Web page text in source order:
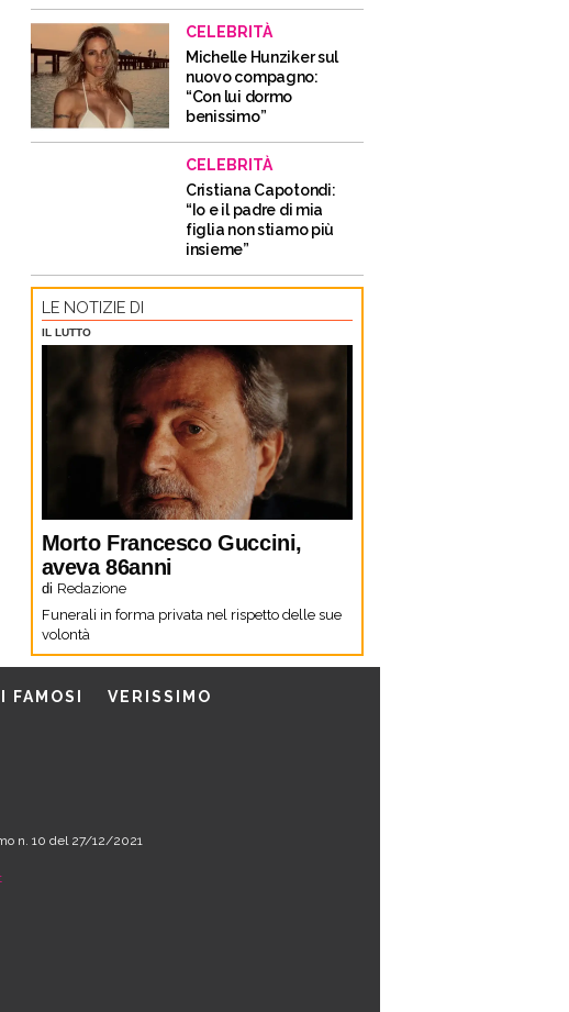
CELEBRITÀ
Michelle Hunziker sul
nuovo compagno:
“Con lui dormo
benissimo”
CELEBRITÀ
Cristiana Capotondi:
“Io e il padre di mia
figlia non stiamo più
insieme”
LE NOTIZIE DI
IL LUTTO
Morto Francesco Guccini,
aveva 86anni
di Redazione
Funerali in forma privata nel rispetto delle sue
volontà
FAMOSI VERISSIMO
n. 10 del 27/12/2021